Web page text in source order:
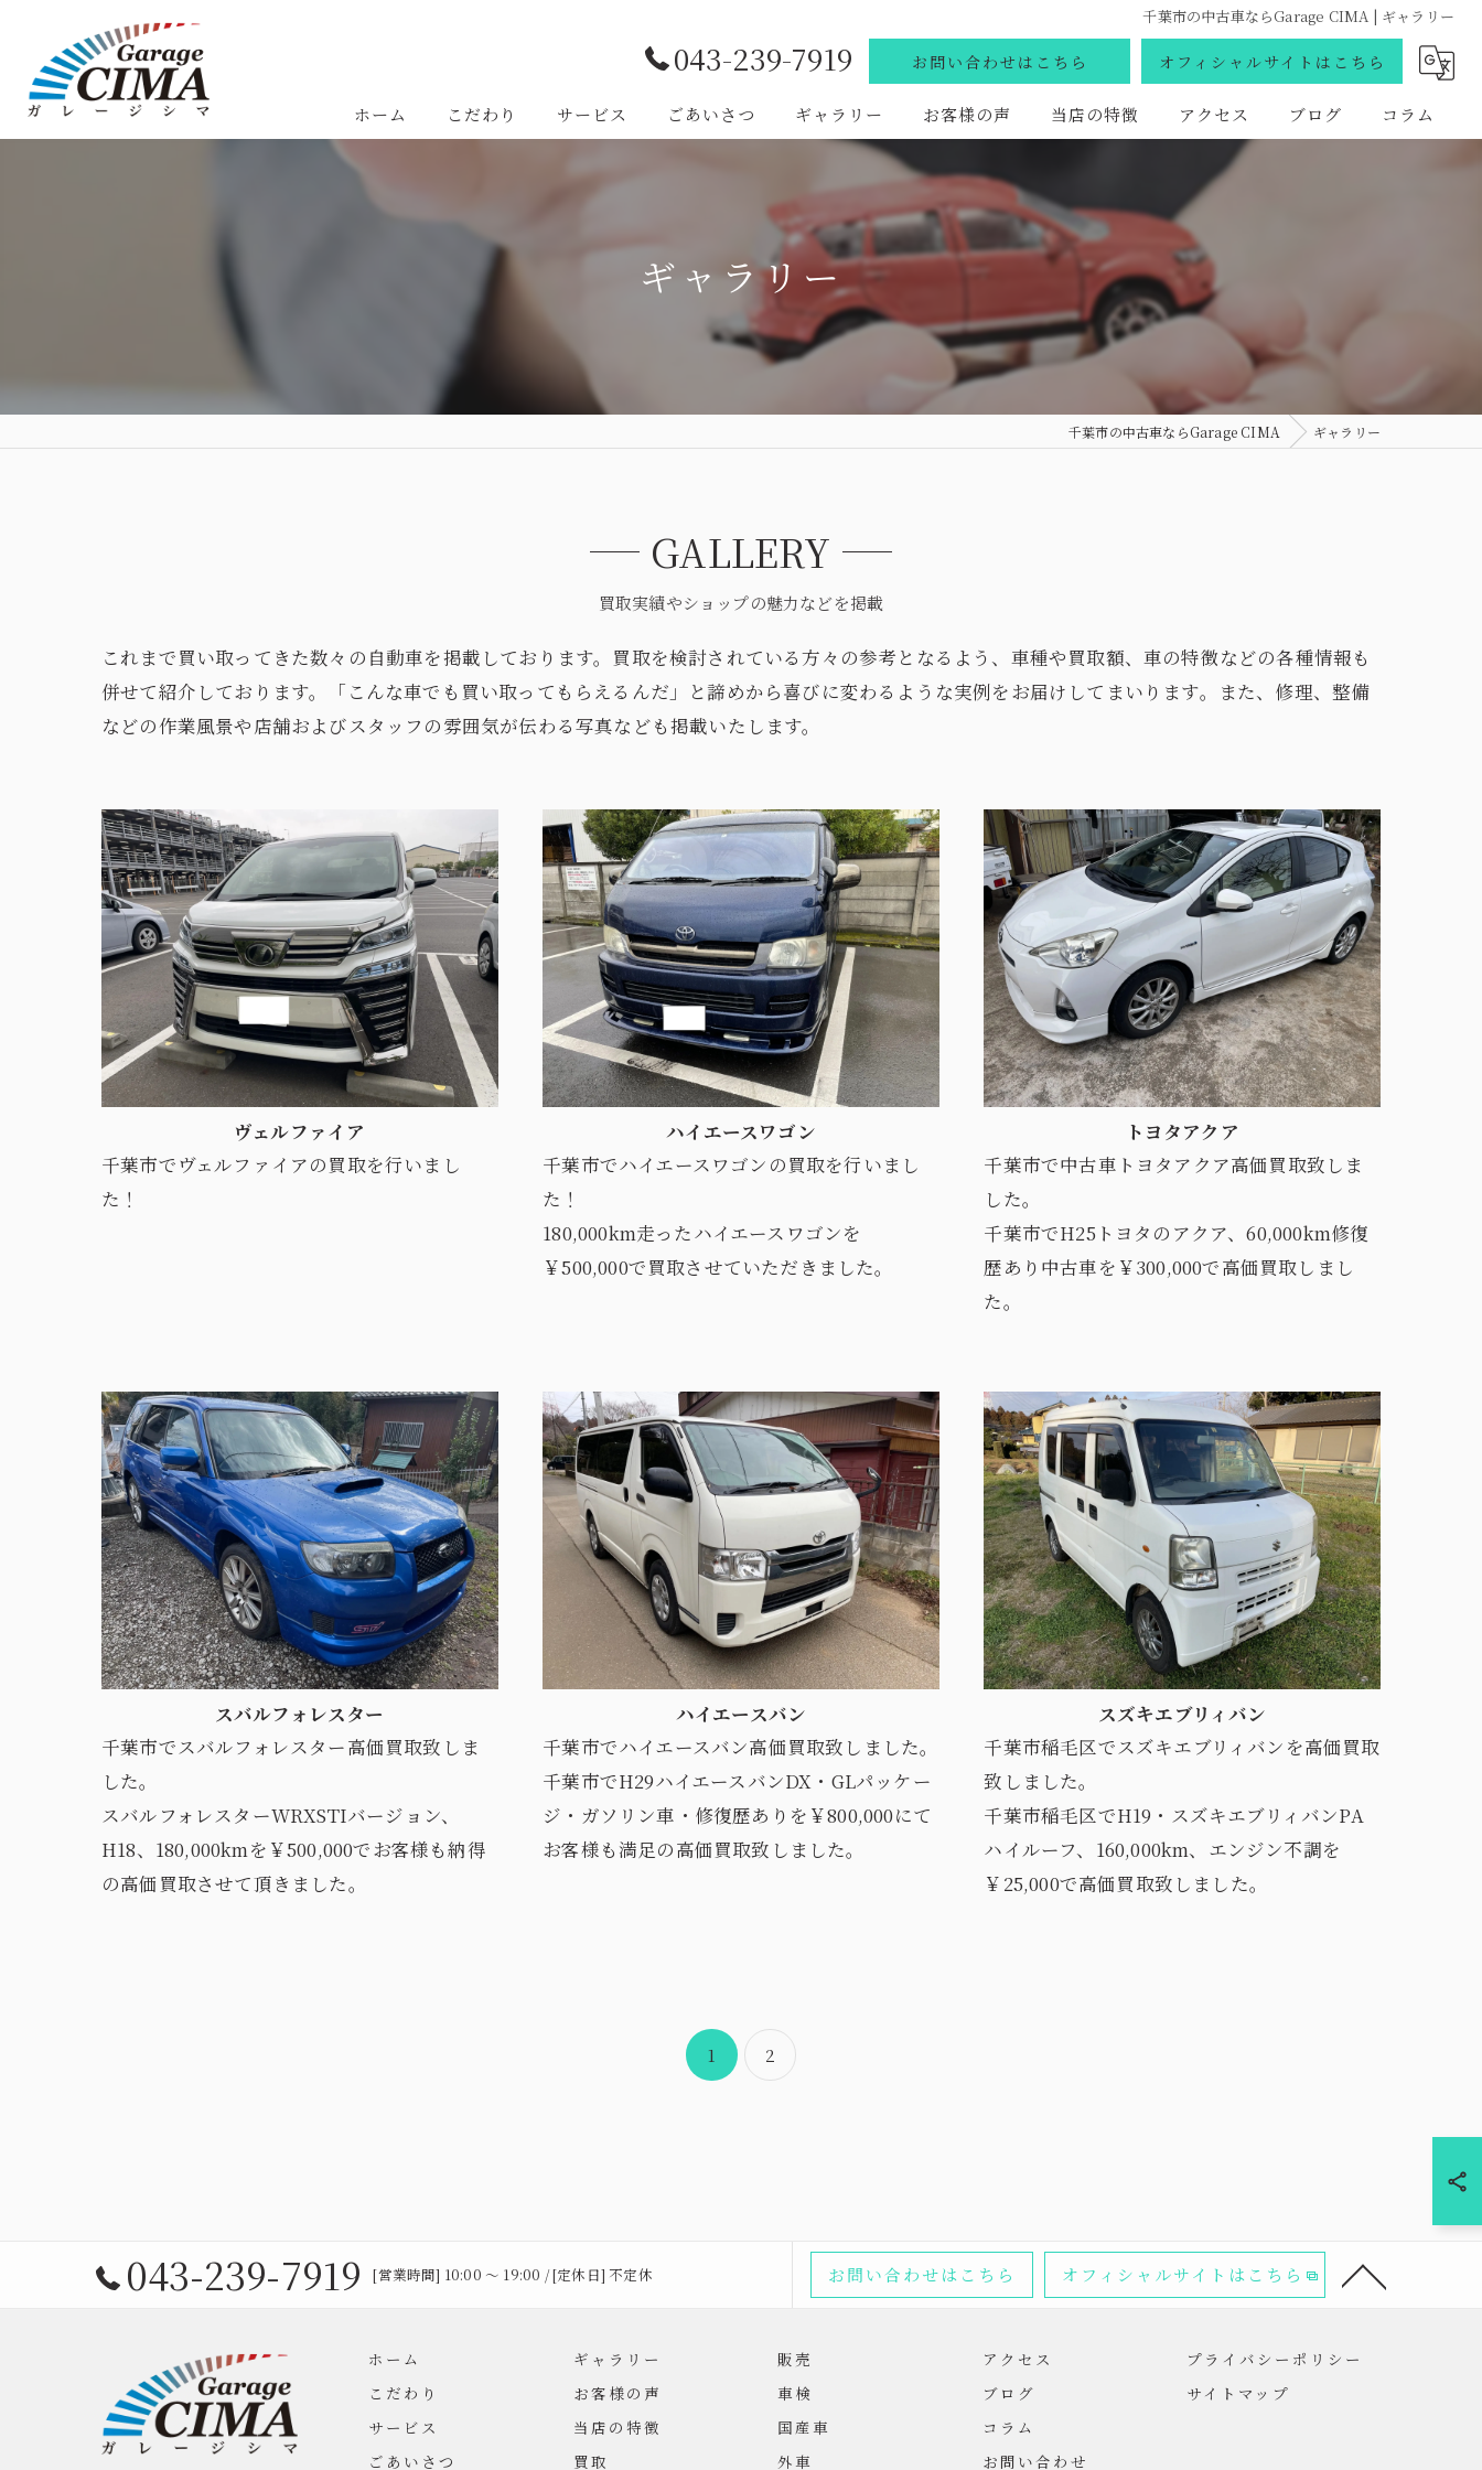
千葉市の中古車ならGarage CIMA | ギャラリー
043-239-7919 お問い合わせはこちら オフィシャルサイトはこちら
ホーム こだわり サービス ごあいさつ ギャラリー お客様の声 当店の特徴
販売
国産車
アクセス ブログ コラム
ギャラリー
千葉市の中古車ならGarage CIMA ギャラリー
GALLERY
買取実績やショップの魅力などを掲載
これまで買い取ってきた数々の自動車を掲載しております。買取を検討されている方々の参考となるよう、車種や買取額、車の特徴などの各種情報も
併せて紹介しております。「こんな車でも買い取ってもらえるんだ」と諦めから喜びに変わるような実例をお届けしてまいります。また、修理、整備
などの作業風景や店舗およびスタッフの雰囲気が伝わる写真なども掲載いたします。
ヴェルファイア
千葉市でヴェルファイアの買取を行いまし
た！
ハイエースワゴン
千葉市でハイエースワゴンの買取を行いまし
た！
180,000km走ったハイエースワゴンを
￥500,000で買取させていただきました。
トヨタアクア
千葉市で中古車トヨタアクア高価買取致しま
した。
千葉市でH25トヨタのアクア、60,000km修復
歴あり中古車を￥300,000で高価買取しまし
た。
スバルフォレスター
千葉市でスバルフォレスター高価買取致しま
した。
スバルフォレスターWRXSTIバージョン、
H18、180,000kmを￥500,000でお客様も納得
の高価買取させて頂きました。
ハイエースバン
千葉市でハイエースバン高価買取致しました。
千葉市でH29ハイエースバンDX・GLパッケー
ジ・ガソリン車・修復歴ありを￥800,000にて
お客様も満足の高価買取致しました。
スズキエブリィバン
千葉市稲毛区でスズキエブリィバンを高価買取
致しました。
千葉市稲毛区でH19・スズキエブリィバンPA
ハイルーフ、160,000km、エンジン不調を
￥25,000で高価買取致しました。
1 2
043-239-7919 [営業時間] 10:00 〜 19:00 / [定休日] 不定休 お問い合わせはこちら オフィシャルサイトはこちら
ホーム
こだわり
サービス
ごあいさつ
ギャラリー
お客様の声
当店の特徴
買取
販売
車検
国産車
外車
アクセス
ブログ
コラム
お問い合わせ
プライバシーポリシー
サイトマップ